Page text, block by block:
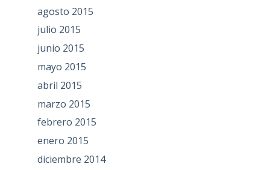
agosto 2015
julio 2015
junio 2015
mayo 2015
abril 2015
marzo 2015
febrero 2015
enero 2015
diciembre 2014